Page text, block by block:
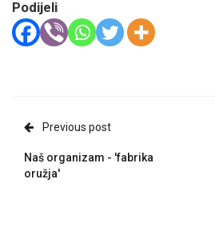
Podijeli
Previous post
Naš organizam - 'fabrika
oružja'